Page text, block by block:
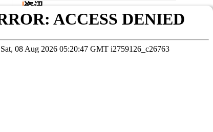
资讯
在职研究生考试考什么科目？好考吗？
农业工程与信息技术就业方向？考研科目？